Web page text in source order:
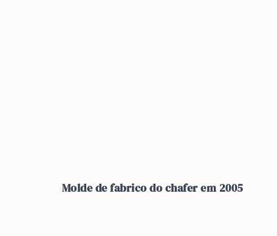
Molde de fabrico do chafer em 2005